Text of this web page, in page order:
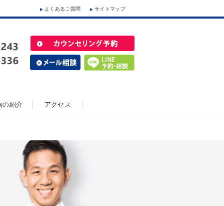
よくあるご質問 サイトマップ
の紹介 アクセス